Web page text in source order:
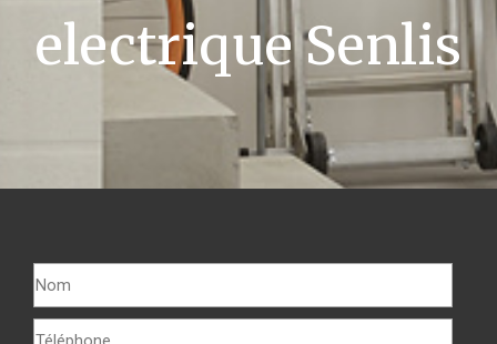
electrique Senlis